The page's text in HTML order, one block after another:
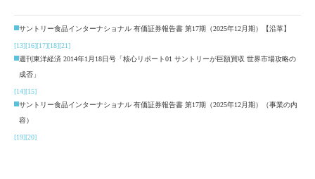
サントリー食品インターナショナル 有価証券報告書 第17期（2025年12月期）【沿革】
[13][16][17][18][21]
週刊東洋経済 2014年1月18日号「核心リポート01 サントリーが巨額買収 世界市場攻略の
成否」
[14][15]
サントリー食品インターナショナル 有価証券報告書 第17期（2025年12月期）（事業の内
容）
[19][20]